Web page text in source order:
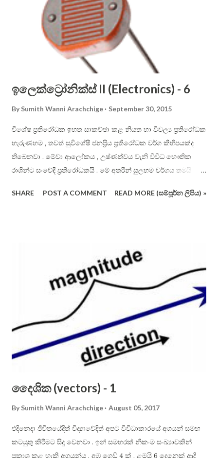
English alphabet. Consonant letters cannot be sounded on
their own, and you have to use vowels to aid in them to be
pronounced. In English, you just place the vowel just after
the constant. For example: ...
ඉලෙක්ට්‍රෝනික්ස් II (Electronics) - 6
By Sumith Wanni Arachchige September 30, 2015
විශේෂ ප්‍රතිරෝධක ඉහත සාකච්ඡා කළ නියත හා විචල්‍ය ප්‍රතිරෝධක
හැරුණහම , තවත් සුවිශේෂී ජනප්‍රිය ප්‍රතිරෝධක වර්ග කිහිපයක්ද
තිබෙනවා . මේවා ආලෝකය , උෂ්ණත්වය වැනි විවිධ භෞතික
රාශින්ට සංවේදී ප්‍රතිරෝධකයි . මේ අතරින් සුලභම වර්ගය තමයි
(photoresistor) හෝ “ආලෝකයට සංවේදී ප්‍රතිරෝධක” (Light
ලෙඩ් සල්ෆයිඩ් (PbS), කැඩ්මියම් සෙලිනයිඩ් (CdSe) ආදී යම්
රසායනික ද්‍රව්‍යයකි . එම ද්‍රව්‍යයන්වල ඉතා ඉහල ( බොහෝවිට 500k
ohm වැනි ) ප්‍රතිරෝධි අගයන් තිබේ . එහෙත් ඒ මතට ආලෝකය
වැටෙන විට , ප්‍රතිරෝධි අගය සීඝ්‍රයෙන් පහළ යයි ( බොහෝවිට ඕම්
500 වැනි ). මෙහිදී කිව යුතු වැදගත් කරුණ නම් , ඉහත සඳහන් කළ
( හා නොකළ ) ආලෝක සංවේදී රසායනික ද්‍රව්‍ය එකම ආකාරයෙන්
ආලෝකයට සංවේදී නොවේ . සමහර ඒවා “ආලෝකයේ රතු
පැත්තට” ( ඒ කියන්නේ දිගු තරංග ආයාම සහිත ආලෝකයට )
සංවේදිතාව දක්වන අතර , තවත් සමහර ඒවා “ආලෝකයේ නිල් /
SHARE POST A COMMENT READ MORE (සම්පූර්න ලිපිය) »
දෛශික (vectors) - 1
By Sumith Wanni Arachchige August 05, 2017
එදිනෙදා ජීවිතයේදිත් විද්‍යාවේදිත් අපට විවිධාකාරයේ අගයන් සමඟ
කටයුතු කිරීමට සිදු වෙනවා . ඉන් සමහරක් නිකංම සංඛ්‍යාවකින්
ප්‍රකාශ කළ හැකි අගයන්ය . අඹ ගෙඩි 4 ක් , ළමයි 6 දෙනෙක් ආදී